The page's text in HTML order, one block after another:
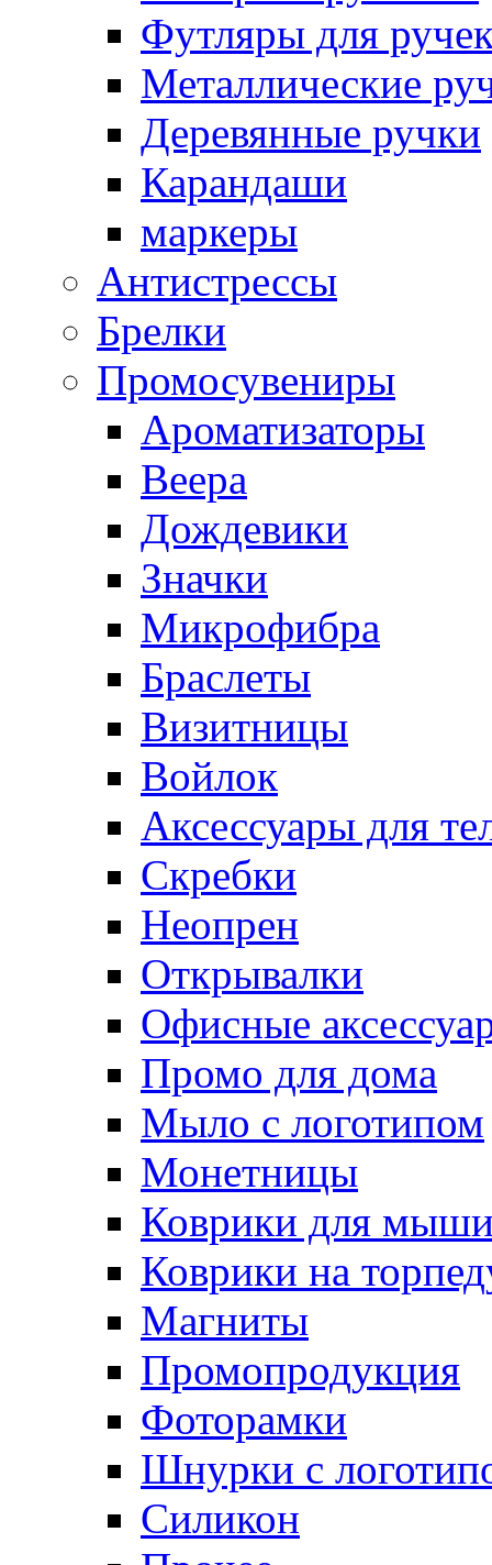
Футляры для
Металлические
Деревянные ручки
Карандаши
маркеры
Антистрессы
Брелки
Промосувениры
Ароматизаторы
Веера
Дождевики
Значки
Микрофибра
Браслеты
Визитницы
Войлок
Аксессуары для
Cкребки
Неопрен
Открывалки
Офисные
Промо для дома
Мыло с логотипом
Монетницы
Коврики для
Коврики на
Магниты
Промопродукция
Фоторамки
Шнурки с
Силикон